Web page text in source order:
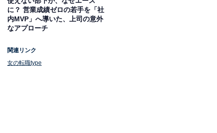
に？ 営業成績ゼロの若手を「社
内MVP」へ導いた、上司の意外
なアプローチ
関連リンク
女の転職type